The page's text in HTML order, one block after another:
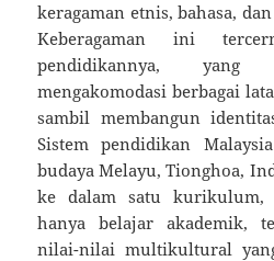
keragaman etnis, bahasa,
Keberagaman ini
pendidikannya,
mengakomodasi berbagai
sambil membangun
Sistem pendidikan
budaya Melayu, Tionghoa,
ke dalam satu kurikulum,
hanya belajar akademik,
nilai-nilai multikultural